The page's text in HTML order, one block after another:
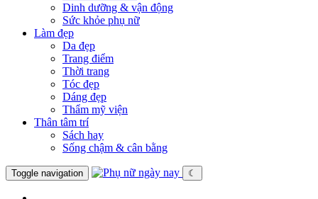
Dinh dưỡng & vận động
Sức khỏe phụ nữ
Làm đẹp
Da đẹp
Trang điểm
Thời trang
Tóc đẹp
Dáng đẹp
Thẩm mỹ viện
Thân tâm trí
Sách hay
Sống chậm & cân bằng
Toggle navigation ☾